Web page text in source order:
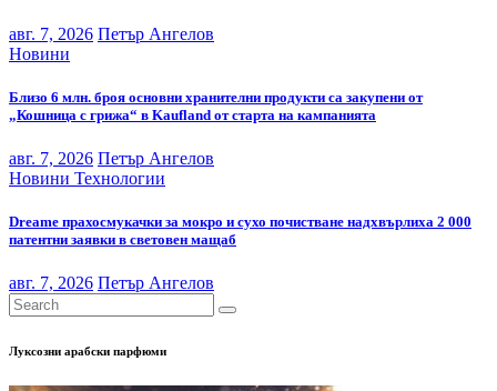
авг. 7, 2026 Петър Ангелов
Новини
Близо 6 млн. броя основни хранителни продукти са закупени от
„Кошница с грижа“ в Kaufland от старта на кампанията
авг. 7, 2026 Петър Ангелов
Новини Технологии
Dreame прахосмукачки за мокро и сухо почистване надхвърлиха 2 000
патентни заявки в световен мащаб
авг. 7, 2026 Петър Ангелов
Луксозни арабски парфюми